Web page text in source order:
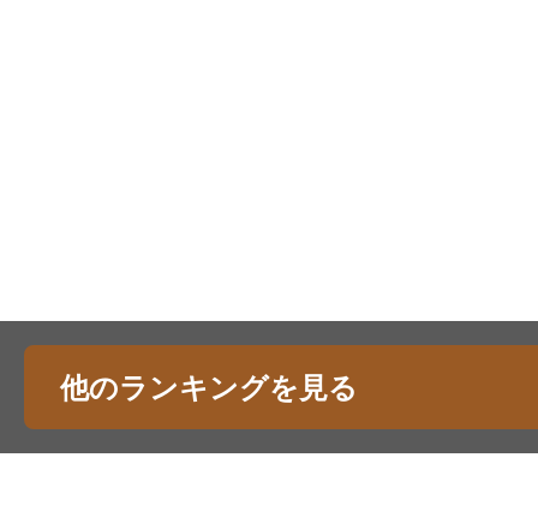
他のランキングを見る